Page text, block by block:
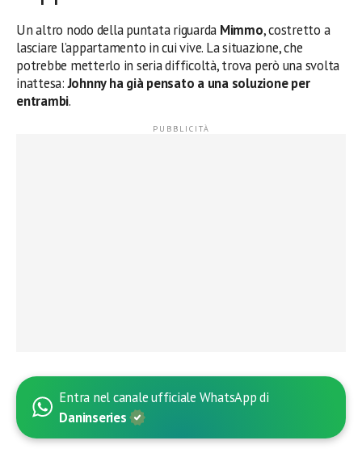
Un altro nodo della puntata riguarda Mimmo, costretto a
lasciare l’appartamento in cui vive. La situazione, che
potrebbe metterlo in seria difficoltà, trova però una svolta
inattesa:Johnny ha già pensato a una soluzione per
entrambi.
Entra nel canale ufficiale WhatsApp di
Daninseries